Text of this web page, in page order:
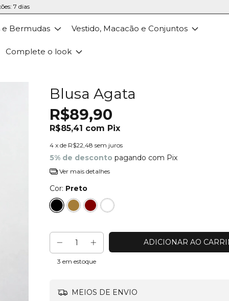
7 dias
e Bermudas Vestido, Macacão e Conjuntos
Complete o look
Blusa Agata
R$89,90
R$85,41 com Pix
4 x de R$22,48 sem juros
5% de desconto pagando com Pix
Ver mais detalhes
Cor: Preto
3 em estoque
MEIOS DE ENVIO